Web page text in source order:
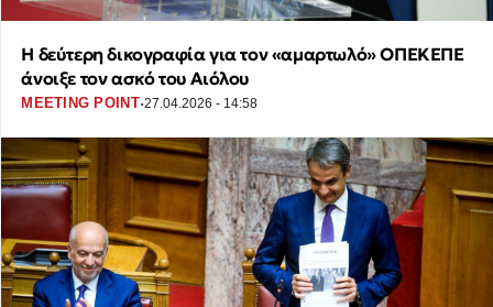
Η δεύτερη δικογραφία για τον «αμαρτωλό» ΟΠΕΚΕΠΕ
άνοιξε τον ασκό του Αιόλου
MEETING POINT·27.04.2026 - 14:58